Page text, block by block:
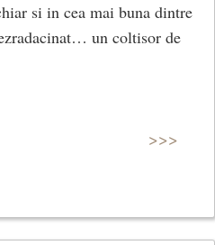
si in cea mai buna dintre
un coltisor de
>>>